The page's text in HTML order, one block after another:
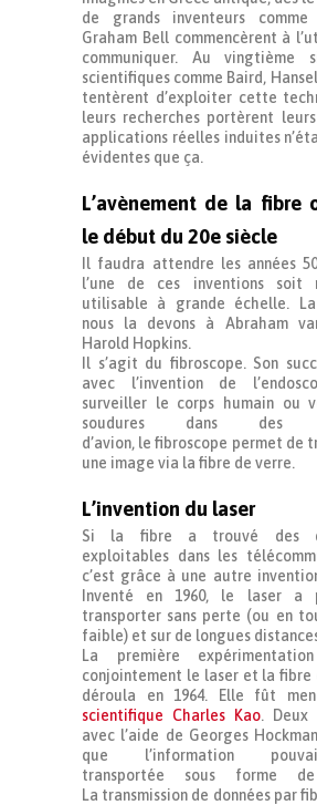
de grands inventeurs comme
Graham Bell commencèrent à
communiquer. Au vingtième
scientifiques comme Baird,
tentèrent d’exploiter cette
leurs recherches portèrent
applications réelles induites
évidentes que ça.
L’avènement de la fibre
le début du 20e siècle
Il faudra attendre les années
l’une de ces inventions soit
utilisable à grande échelle.
nous la devons à Abraham
Harold Hopkins.
Il s’agit du fibroscope. Son
avec l’invention de
surveiller le corps humain ou
soudures dans des
d’avion, le fibroscope permet de
une image via la fibre de verre.
L’invention du laser
Si la fibre a trouvé des
exploitables dans les
c’est grâce à une autre
Inventé en 1960, le laser a
transporter sans perte (ou en
faible) et sur de longues
La première
conjointement le laser et la fibre
déroula en 1964. Elle fût
scientifique Charles Kao. Deux
avec l’aide de Georges
que l’information
transportée sous forme
La transmission de données par